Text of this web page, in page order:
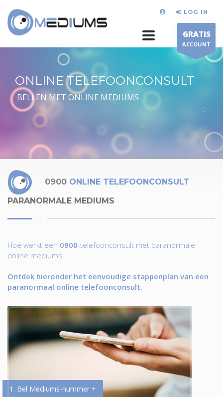
LOG IN
GRATIS
ACCOUNT
ONLINE TELEFOONCONSULT
BELLEN MET ONLINE MEDIUMS
0900 ONLINE TELEFOONCONSULT
PARANORMALE MEDIUMS
Hoe werkt een 0900-telefoonconsult met paranormale
online mediums.
Ontdek hieronder het eenvoudige stappenplan van een
paranormaal online telefoonconsult.
1. Bel Mediums-nummer +